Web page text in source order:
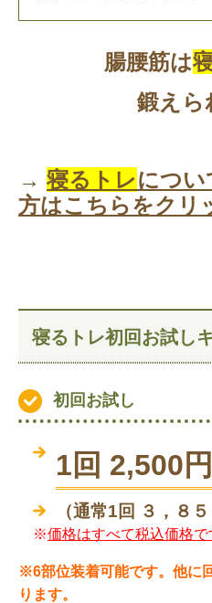
腸腰筋は
鍛えら
→寝るトレについ
方はこちらをクリ
寝るトレ初回お試し
初回お試し
1回 2,500円
（通常1回 ３，
※価格はすべて税込価格で
※6部位装着可能です。他に
ります。